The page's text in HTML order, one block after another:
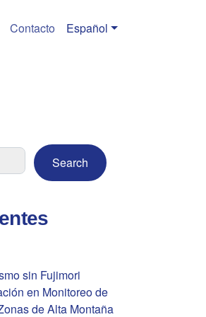
Contacto Español
sin Fujimori
en Monitoreo de
de Alta Montaña